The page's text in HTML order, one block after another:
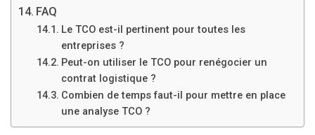
FAQ
Le TCO est-il pertinent pour toutes les
entreprises ?
Peut-on utiliser le TCO pour renégocier un
contrat logistique ?
Combien de temps faut-il pour mettre en place
une analyse TCO ?